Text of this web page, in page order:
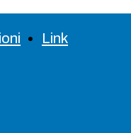
Link